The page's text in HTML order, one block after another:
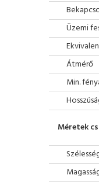
Üzemi
Átmérő
Min.
Méretek